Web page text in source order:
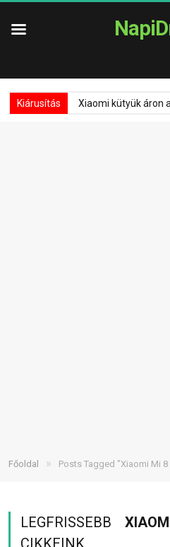
Kiárusítás Xiaomi kütyük áron
Főoldal » Posts Tagged "Xiaomi Mi 8
LEGFRISSEBB
CIKKEINK